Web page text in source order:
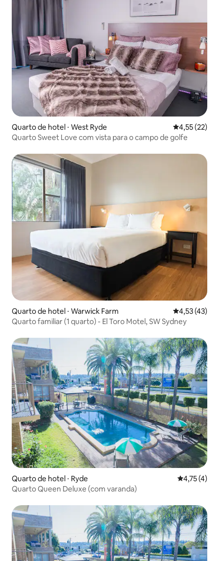
Quarto de hotel ⋅ West Ryde 4,55 de uma
4,55 (22)
Quarto Sweet Love com vista para o campo de golfe
Quarto de hotel ⋅ Warwick Farm 4,53 de uma
4,53 (43)
Quarto familiar (1 quarto) - El Toro Motel, SW Sydney
Quarto de hotel ⋅ Ryde 4,75 de
4,75 (4)
Quarto Queen Deluxe (com varanda)